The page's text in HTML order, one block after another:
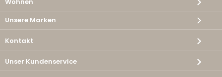
Unsere Marken
Kontakt
Unser Kundenservice